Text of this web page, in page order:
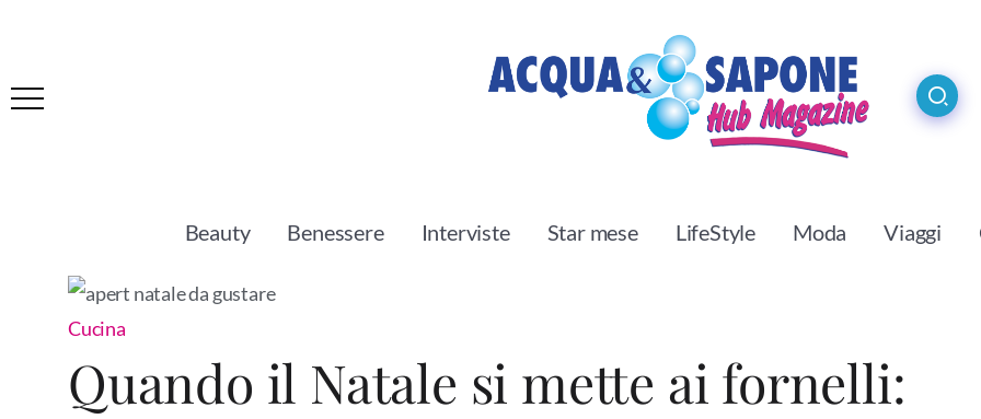
Beauty Benessere Interviste Star mese LifeStyle Moda Viaggi
Cucina
Quando il Natale si mette ai fornelli: